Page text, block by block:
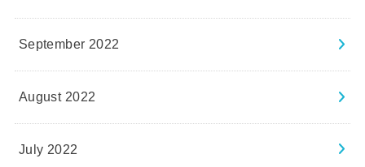
September 2022
August 2022
July 2022